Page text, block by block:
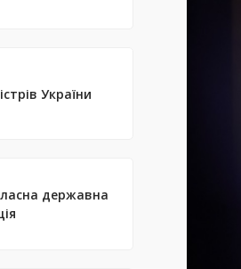
України
державна